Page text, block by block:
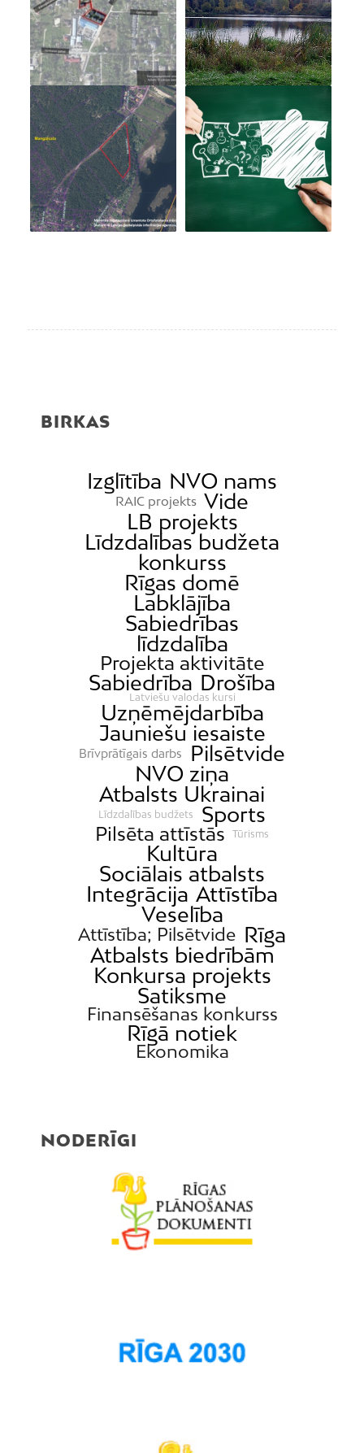
BIRKAS
Izglītība NVO nams
RAIC projekts Vide
LB projekts
Līdzdalības budžeta
konkurss
Rīgas domē
Labklājība
Sabiedrības
līdzdalība
Projekta aktivitāte
Sabiedrība Drošība
Latviešu valodas kursi
Uzņēmējdarbība
Jauniešu iesaiste
Brīvprātīgais darbs
Pilsētvide
NVO ziņa
Atbalsts Ukrainai
Līdzdalības budžets Sports
Pilsēta attīstās Tūrisms
Kultūra
Sociālais atbalsts
Integrācija Attīstība
Veselība
Attīstība; Pilsētvide Rīga
Atbalsts biedrībām
Konkursa projekts
Satiksme
Finansēšanas konkurss
Rīgā notiek
Ekonomika
NODERĪGI